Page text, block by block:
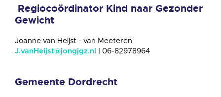
Regiocoördinator Kind naar Gezonder
Gewicht
Joanne van Heijst - van Meeteren
J.vanHeijst@jongjgz.nl | 06-82978964
Gemeente Dordrecht